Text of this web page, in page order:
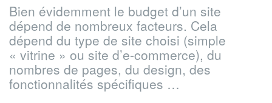
Bien évidemment le budget d’un site
dépend de nombreux facteurs. Cela
dépend du type de site choisi (simple
« vitrine » ou site d’e-commerce), du
nombres de pages, du design, des
fonctionnalités spécifiques …